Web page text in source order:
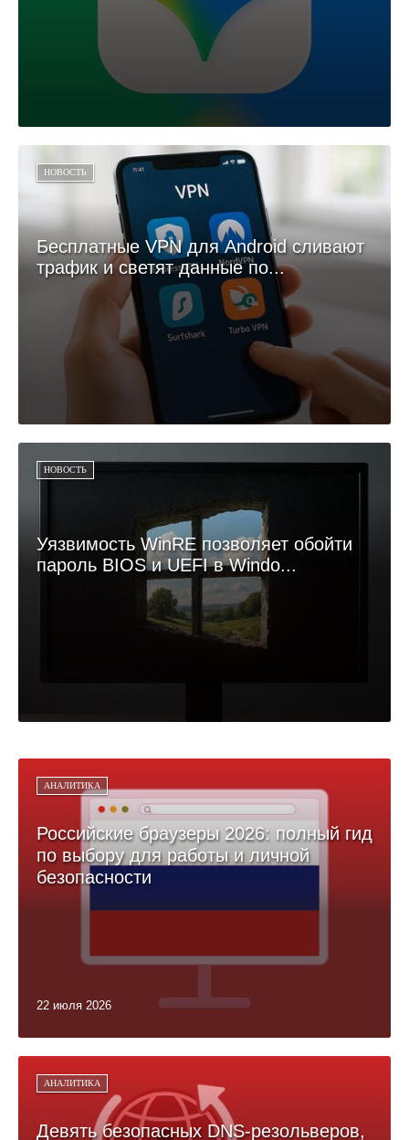
НОВОСТЬ
Бесплатные VPN для Android сливают
трафик и светят данные по...
НОВОСТЬ
Уязвимость WinRE позволяет обойти
пароль BIOS и UEFI в Windo...
АНАЛИТИКА
Российские браузеры 2026: полный гид
по выбору для работы и личной
безопасности
22 июля 2026
АНАЛИТИКА
Девять безопасных DNS-резольверов,